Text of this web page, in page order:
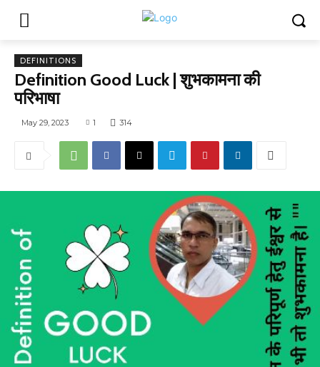
DEFINITIONS
Definition Good Luck | शुभकामना की
परिभाषा
May 29, 2023 1 314